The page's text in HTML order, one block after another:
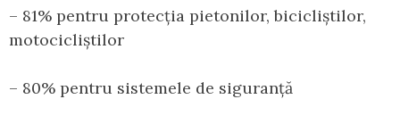
– 81% pentru protecția pietonilor, bicicliștilor,
motocicliștilor
– 80% pentru sistemele de siguranță